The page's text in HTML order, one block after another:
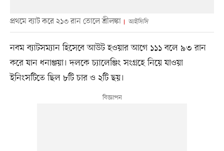
প্রথমে ব্যাট করে ২১৩ রান তোলে শ্রীলঙ্কা আইসিসি
নবম ব্যাটসম্যান হিসেবে আউট হওয়ার আগে ১১১ বলে ৯৩ রান
করে যান ধনাঞ্জয়া। দলকে চ্যালেঞ্জিং সংগ্রহে নিয়ে যাওয়া
ইনিংসটিতে ছিল ৮টি চার ও ২টি ছয়।